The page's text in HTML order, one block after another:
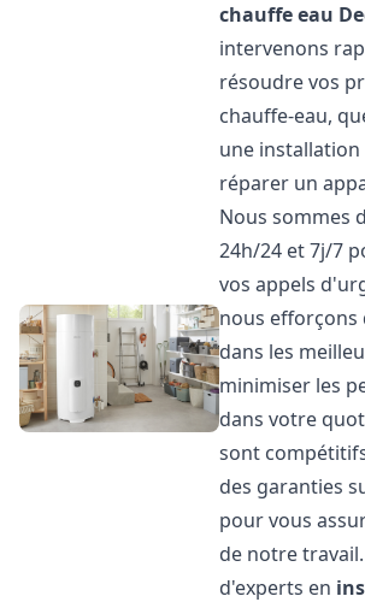
chauffe eau
intervenons
résoudre vos
chauffe-eau,
une
réparer un
Nous sommes
24h/24 et 7j/7
vos appels
nous
dans les
minimiser les
dans votre
sont
des garanties
pour vous
de notre
d'experts en